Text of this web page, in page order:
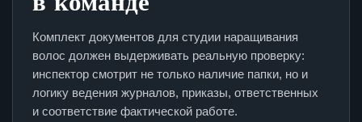
Комплект документов для студии наращивания
волос должен выдерживать реальную проверку:
инспектор смотрит не только наличие папки, но и
логику ведения журналов, приказы, ответственных
и соответствие фактической работе.